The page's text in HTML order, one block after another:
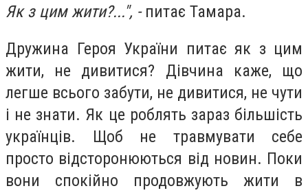
Як з цим жити?...", -питає Тамара.
Дружина Героя України питає як з цим
жити, не дивитися? Дівчина каже, що
легше всього забути, не дивитися, не чути
і не знати. Як це роблять зараз більшість
українців. Щоб не травмувати себе
просто відсторонюються від новин. Поки
вони спокійно продовжують жити в